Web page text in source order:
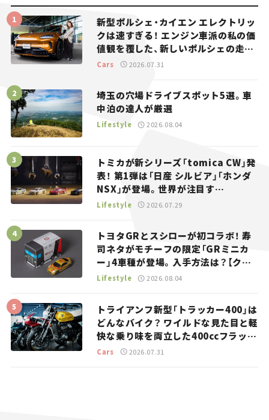
新型ポルシェ・カイエン エレクトリッ
クは速すぎる！ エンジン車派の私の価
値観を覆した、新しいポルシェの走
り。
Cars 2026.07.31
埼玉の穴場ドライブスポット5選。車
中泊の達人が厳選
Lifestyle 2026.08.04
トミカが新シリーズ「tomica CW」発
表！ 第1弾は「日産 シルビア」「ホンダ
NSX」が登場。世界が注目す
る“JDM”に焦点【クルマとホビー】
Lifestyle 2026.07.29
トヨタGRとスシローが初コラボ！ 寿
司ネタがモチーフの限定「GRミニカ
ー」4車種が登場。入手方法は？【クル
マとホビー】
Lifestyle 2026.08.04
トライアンフ新型「トラッカー400」は
どんなバイク？ ワイルドな見た目と軽
快な乗り味を両立した400ccフラット
トラッカー【試乗レビュー】
Cars 2026.07.31